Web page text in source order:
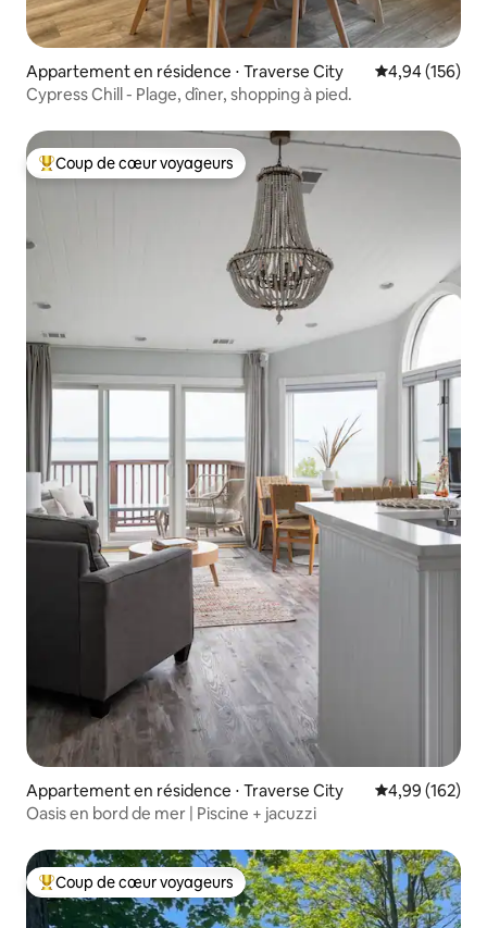
Appartement en résidence ⋅ Traverse City Évaluation
4,94 (156)
Cypress Chill - Plage, dîner, shopping à pied.
Coups de cœur voyageurs les plus appréciés
Coup de cœur voyageurs
Appartement en résidence ⋅ Traverse City Évaluation
4,99 (162)
Oasis en bord de mer | Piscine + jacuzzi
Coups de cœur voyageurs les plus appréciés
Coup de cœur voyageurs